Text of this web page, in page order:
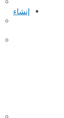
إنشاء